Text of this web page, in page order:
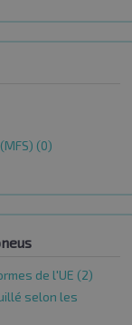
(0)
de l'UE (2)
selon les